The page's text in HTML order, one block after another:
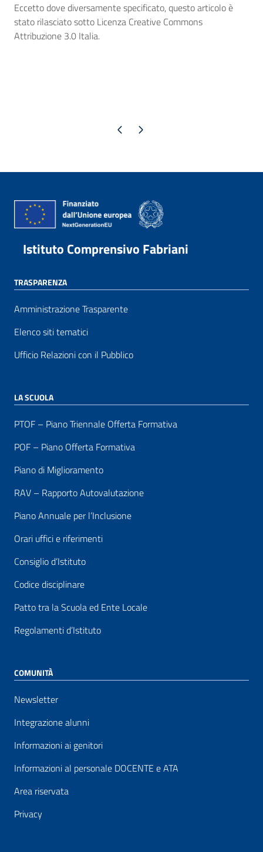
Eccetto dove diversamente specificato, questo articolo è
stato rilasciato sotto Licenza Creative Commons
Attribuzione 3.0 Italia.
Pagina precedente
Pagina successiva
Istituto Comprensivo Fabriani
TRASPARENZA
Amministrazione Trasparente
Elenco siti tematici
Ufficio Relazioni con il Pubblico
LA SCUOLA
PTOF – Piano Triennale Offerta Formativa
POF – Piano Offerta Formativa
Piano di Miglioramento
RAV – Rapporto Autovalutazione
Piano Annuale per l’Inclusione
Orari uffici e riferimenti
Consiglio d’Istituto
Codice disciplinare
Patto tra la Scuola ed Ente Locale
Regolamenti d’Istituto
COMUNITÀ
Newsletter
Integrazione alunni
Informazioni ai genitori
Informazioni al personale DOCENTE e ATA
Area riservata
Privacy